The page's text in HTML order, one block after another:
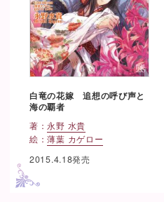
白竜の花嫁 追想の呼び声と
海の覇者
著：永野 水貴
絵：薄葉 カゲロー
2015.4.18発売